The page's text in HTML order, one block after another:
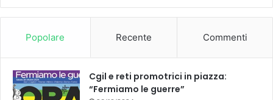
D
A
2
k
Popolare Recente Commenti
Cgil e reti promotrici in piazza:
“Fermiamo le guerre”